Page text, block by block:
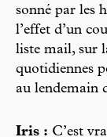
sonné par les
l’effet d’un
liste mail, sur
quotidiennes
au lendemain
Iris : C’est